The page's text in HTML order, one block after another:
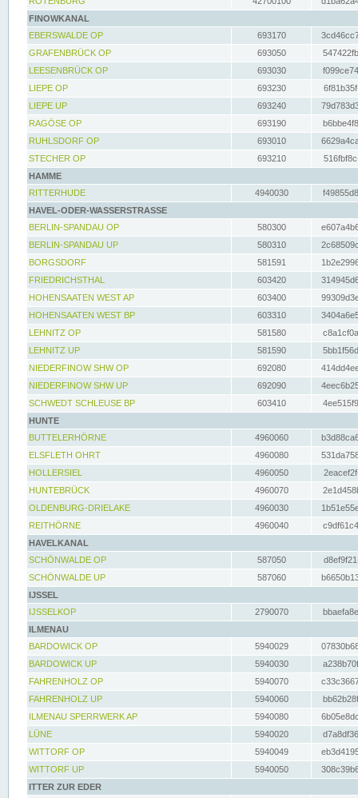
FINOWKANAL
EBERSWALDE OP
693170
GRAFENBRÜCK OP
693050
LEESENBRÜCK OP
693030
LIEPE OP
693230
LIEPE UP
693240
RAGÖSE OP
693190
RUHLSDORF OP
693010
STECHER OP
693210
HAMME
RITTERHUDE
4940030
HAVEL-ODER-WASSERSTRASSE
BERLIN-SPANDAU OP
580300
BERLIN-SPANDAU UP
580310
BORGSDORF
581591
FRIEDRICHSTHAL
603420
HOHENSAATEN WEST AP
603400
HOHENSAATEN WEST BP
603310
LEHNITZ OP
581580
LEHNITZ UP
581590
NIEDERFINOW SHW OP
692080
NIEDERFINOW SHW UP
692090
SCHWEDT SCHLEUSE BP
603410
HUNTE
BUTTELERHÖRNE
4960060
ELSFLETH OHRT
4960080
HOLLERSIEL
4960050
HUNTEBRÜCK
4960070
OLDENBURG-DRIELAKE
4960030
REITHÖRNE
4960040
HAVELKANAL
SCHÖNWALDE OP
587050
SCHÖNWALDE UP
587060
IJSSEL
IJSSELKOP
2790070
ILMENAU
BARDOWICK OP
5940029
BARDOWICK UP
5940030
FAHRENHOLZ OP
5940070
FAHRENHOLZ UP
5940060
ILMENAU SPERRWERK AP
5940080
LÜNE
5940020
WITTORF OP
5940049
WITTORF UP
5940050
ITTER ZUR EDER